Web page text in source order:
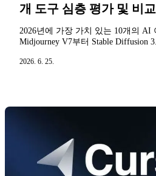
개 도구 심층 평가 및 비교
2026년에 가장 가치 있는 10개의 AI
Midjourney V7부터 Stable Diffusion
2026. 6. 25.